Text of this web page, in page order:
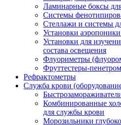
Ламинарные боксы
Системы
Стеллажи и системы
Установки
Установки для
состава освещения
Флуориметры
Фруттестеры-
Рефрактометры
Служба крови
Комбинированные
для службы крови
Морозильники